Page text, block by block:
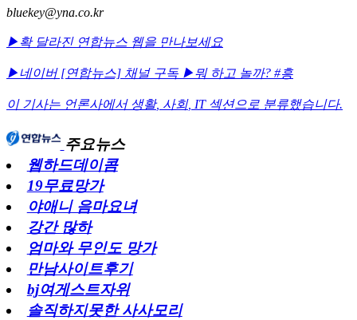
bluekey@yna.co.kr
▶확 달라진 연합뉴스 웹을 만나보세요
▶네이버 [연합뉴스] 채널 구독 ▶뭐 하고 놀까? #흥
이 기사는 언론사에서 생활, 사회, IT섹션으로 분류했습니다.
주요뉴스
웹하드데이콤
19무료망가
야애니 음마요녀
강간 많하
엄마와 무인도 망가
만남사이트후기
bj여게스트자위
솔직하지못한 사사모리